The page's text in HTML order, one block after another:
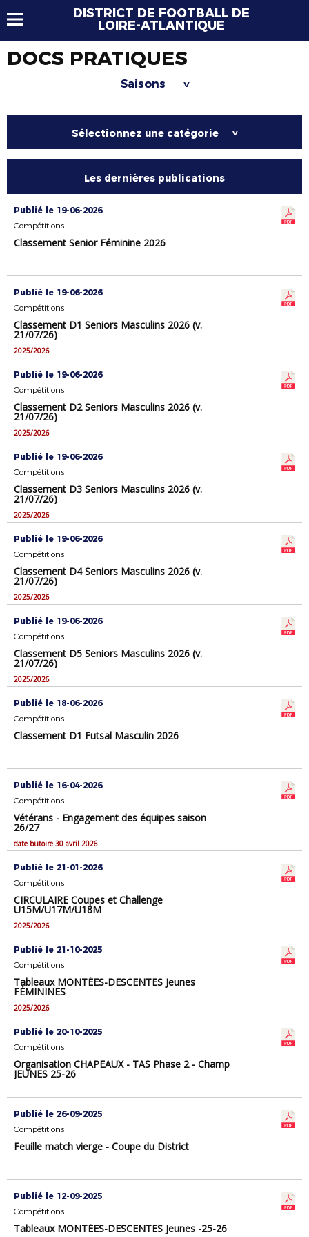
DISTRICT DE FOOTBALL DE
LOIRE-ATLANTIQUE
DOCS PRATIQUES
Saisons >
Sélectionnez une catégorie >
Les dernières publications
Publié le 19-06-2026
Compétitions
Classement Senior Féminine 2026
Publié le 19-06-2026
Compétitions
Classement D1 Seniors Masculins 2026 (v.
21/07/26)
2025/2026
Publié le 19-06-2026
Compétitions
Classement D2 Seniors Masculins 2026 (v.
21/07/26)
2025/2026
Publié le 19-06-2026
Compétitions
Classement D3 Seniors Masculins 2026 (v.
21/07/26)
2025/2026
Publié le 19-06-2026
Compétitions
Classement D4 Seniors Masculins 2026 (v.
21/07/26)
2025/2026
Publié le 19-06-2026
Compétitions
Classement D5 Seniors Masculins 2026 (v.
21/07/26)
2025/2026
Publié le 18-06-2026
Compétitions
Classement D1 Futsal Masculin 2026
Publié le 16-04-2026
Compétitions
Vétérans - Engagement des équipes saison
26/27
date butoire 30 avril 2026
Publié le 21-01-2026
Compétitions
CIRCULAIRE Coupes et Challenge
U15M/U17M/U18M
2025/2026
Publié le 21-10-2025
Compétitions
Tableaux MONTÉES-DESCENTES Jeunes
FÉMININES
2025/2026
Publié le 20-10-2025
Compétitions
Organisation CHAPEAUX - TAS Phase 2 - Champ
JEUNES 25-26
Publié le 26-09-2025
Compétitions
Feuille match vierge - Coupe du District
Publié le 12-09-2025
Compétitions
Tableaux MONTÉES-DESCENTES Jeunes -25-26